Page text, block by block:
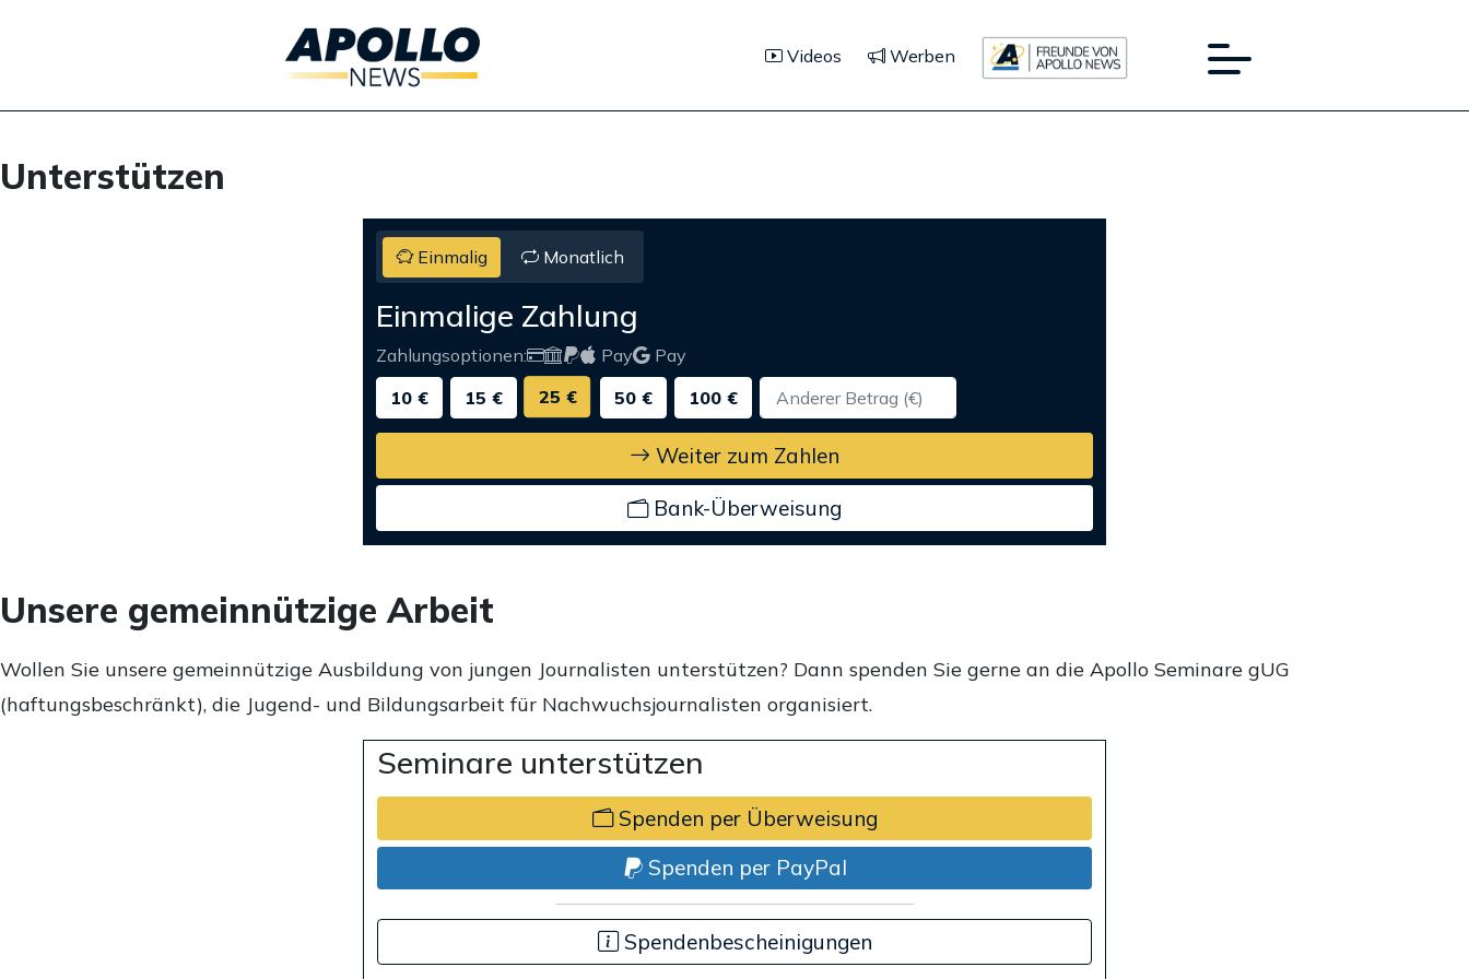
Videos Werben
Unterstützen
Einmalig Monatlich
Einmalige Zahlung
Zahlungsoptionen: Pay
Pay
10 €
15 € 25 € 50 € 100 €
Weiter zum Zahlen
Bank-Überweisung
Unsere gemeinnützige Arbeit
Wollen Sie unsere gemeinnützige Ausbildung von jungen Journalisten unterstützen? Dann spenden Sie gerne an die Apollo Seminare gUG
(haftungsbeschränkt), die Jugend- und Bildungsarbeit für Nachwuchsjournalisten organisiert.
Seminare unterstützen
Spenden per Überweisung
Spenden per PayPal
Spendenbescheinigungen